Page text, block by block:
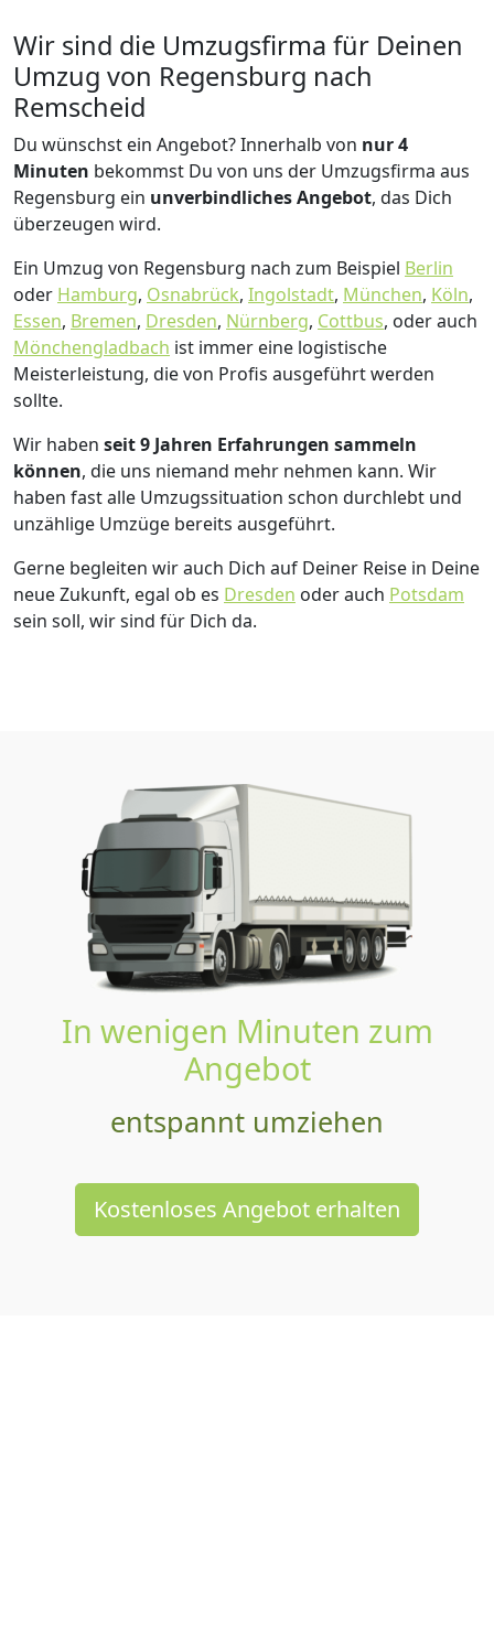
Wir sind die Umzugsfirma für Deinen
Umzug von Regensburg nach
Remscheid
Du wünschst ein Angebot? Innerhalb von nur 4
Minuten bekommst Du von uns der Umzugsfirma aus
Regensburg ein unverbindliches Angebot, das Dich
überzeugen wird.
Ein Umzug von Regensburg nach zum Beispiel Berlin
oder Hamburg, Osnabrück, Ingolstadt, München, Köln,
Essen, Bremen, Dresden, Nürnberg, Cottbus, oder auch
Mönchen­gladbach ist immer eine logistische
Meisterleistung, die von Profis ausgeführt werden
sollte.
Wir haben seit9 Jahren Erfahrungen sammeln
können, die uns niemand mehr nehmen kann. Wir
haben fast alle Umzugssituation schon durchlebt und
unzählige Umzüge bereits ausgeführt.
Gerne begleiten wir auch Dich auf Deiner Reise in Deine
neue Zukunft, egal ob es Dresden oder auch Potsdam
sein soll, wir sind für Dich da.
In wenigen Minuten zum
Angebot
entspannt umziehen
Kostenloses Angebot erhalten